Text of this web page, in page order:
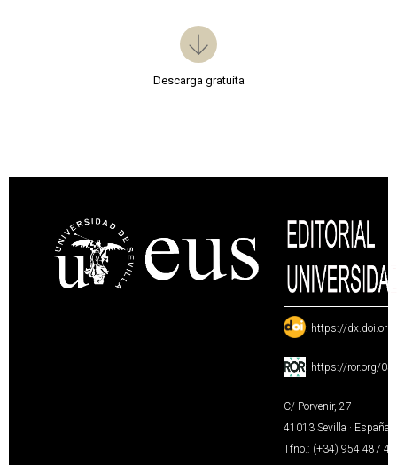
Descarga gratuita
: https://
: https://ror.org/
C/ Porvenir, 27
41013 Sevilla · España
Tfno.: (+34) 954 487